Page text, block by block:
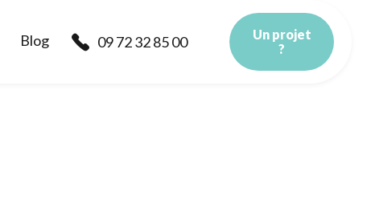
Blog  09 72 32 85 00
Un projet
?